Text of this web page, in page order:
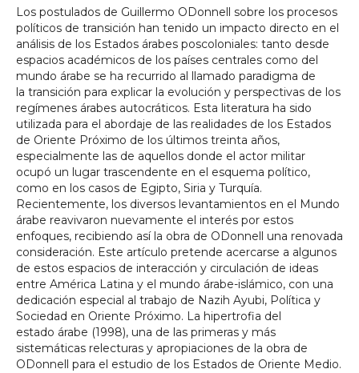
Los postulados de Guillermo ODonnell sobre los procesos
políticos de transición han tenido un impacto directo en el
análisis de los Estados árabes poscoloniales: tanto desde
espacios académicos de los países centrales como del
mundo árabe se ha recurrido al llamado paradigma de
la transición para explicar la evolución y perspectivas de los
regímenes árabes autocráticos. Esta literatura ha sido
utilizada para el abordaje de las realidades de los Estados
de Oriente Próximo de los últimos treinta años,
especialmente las de aquellos donde el actor militar
ocupó un lugar trascendente en el esquema político,
como en los casos de Egipto, Siria y Turquía.
Recientemente, los diversos levantamientos en el Mundo
árabe reavivaron nuevamente el interés por estos
enfoques, recibiendo así la obra de ODonnell una renovada
consideración. Este artículo pretende acercarse a algunos
de estos espacios de interacción y circulación de ideas
entre América Latina y el mundo árabe-islámico, con una
dedicación especial al trabajo de Nazih Ayubi, Política y
Sociedad en Oriente Próximo. La hipertrofia del
estado árabe (1998), una de las primeras y más
sistemáticas relecturas y apropiaciones de la obra de
ODonnell para el estudio de los Estados de Oriente Medio.